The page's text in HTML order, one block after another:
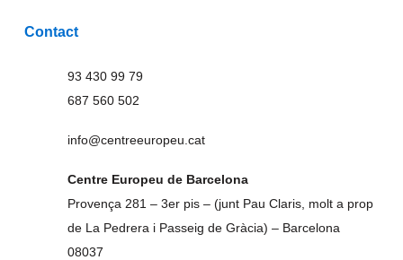
Contact
93 430 99 79
687 560 502
info@centreeuropeu.cat
Centre Europeu de Barcelona
Provença 281 – 3er pis – (junt Pau Claris, molt a prop
de La Pedrera i Passeig de Gràcia) – Barcelona
08037